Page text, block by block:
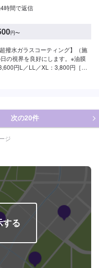
たコースがさらにお得！》◎各
ネット＜A＞＋＜D＞＋＜E＞
円〜▶︎23,500円⚪︎エメラルド＜
円▶︎13,500円軽四以外：
軽四：12,100円▶︎9,800円軽四
＞＋＜D＞＋＜E＞軽四：
時間で返信
円〜
撥水ガラスコーティング】（施
の視界を良好にします。※油膜
円L／LL／XL：3,800円［全
油膜を特殊なケミカルで除去し
LL／XL：2,000円［全面（サン
5,800円XL：6,500円【窓ガラス
ケミカルと道具でウロコをキレ
次の20件
ジ
する